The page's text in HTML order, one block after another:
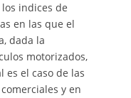
indices de
en las que el
dada la
motorizados,
es el caso de las
y en